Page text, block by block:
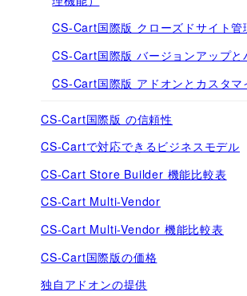
CS-Cart国際版 クローズドサイト管
CS-Cart国際版 バージョンアップと
CS-Cart国際版 アドオンとカスタマ
CS-Cart国際版 の信頼性
CS-Cartで対応できるビジネスモデル
CS-Cart Store Builder 機能比較表
CS-Cart Multi-Vendor
CS-Cart Multi-Vendor 機能比較表
CS-Cart国際版の価格
独自アドオンの提供